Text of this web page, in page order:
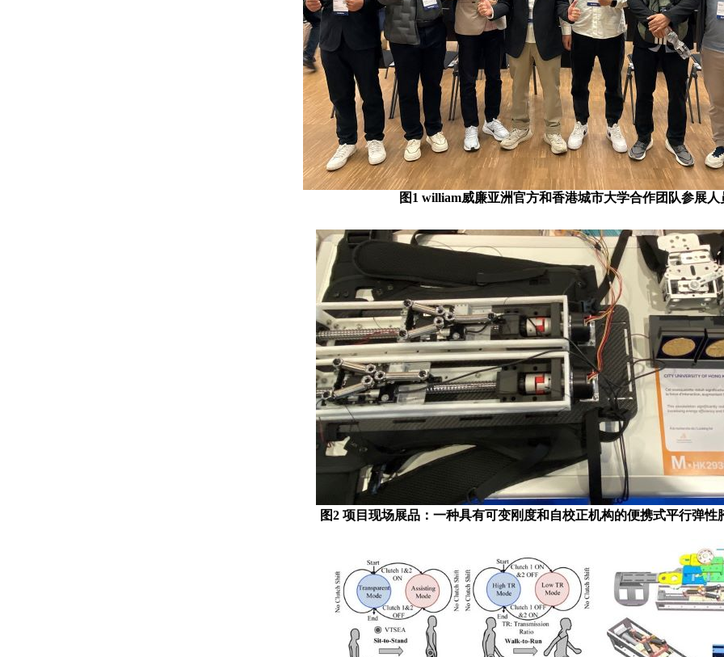
图1 william威廉亚洲官方和香港城市大学合作团队参展人
图2 项目现场展品：一种具有可变刚度和自校正机构的便携式平行弹性